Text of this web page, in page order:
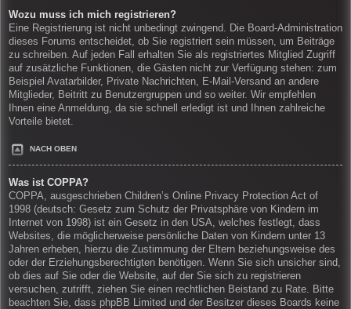
Wozu muss ich mich registrieren?
Eine Registrierung ist nicht unbedingt zwingend. Die Board-Administration
dieses Forums entscheidet, ob Sie registriert sein müssen, um Beiträge
zu schreiben. Auf jeden Fall erhalten Sie als registriertes Mitglied Zugriff
auf zusätzliche Funktionen, die Gästen nicht zur Verfügung stehen: zum
Beispiel Avatarbilder, Private Nachrichten, E-Mail-Versand an andere
Mitglieder, Beitritt zu Benutzergruppen und so weiter. Wir empfehlen
Ihnen eine Anmeldung, da sie schnell erledigt ist und Ihnen zahlreiche
Vorteile bietet.
NACH OBEN
Was ist COPPA?
COPPA, ausgeschrieben Children’s Online Privacy Protection Act of
1998 (deutsch: Gesetz zum Schutz der Privatsphäre von Kindern im
Internet von 1998) ist ein Gesetz in den USA, welches festlegt, dass
Websites, die möglicherweise persönliche Daten von Kindern unter 13
Jahren erheben, hierzu die Zustimmung der Eltern beziehungsweise des
oder der Erziehungsberechtigten benötigen. Wenn Sie sich unsicher sind,
ob dies auf Sie oder die Website, auf der Sie sich zu registrieren
versuchen, zutrifft, ziehen Sie einen rechtlichen Beistand zu Rate. Bitte
beachten Sie, dass phpBB Limited und der Besitzer dieses Boards keine